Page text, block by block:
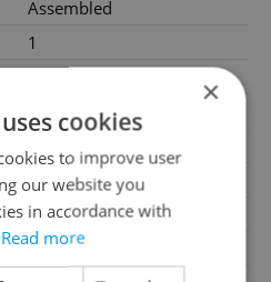
Assembled
1
01.09.2026
No
Yes
No
×
cookies
to improve user
our website you
in accordance with
Read more